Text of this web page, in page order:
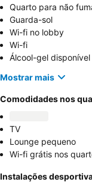
Quarto para não
Guarda-sol
Wi-fi no lobby
Wi-fi
Álcool-gel disponível
Mostrar mais
Comodidades nos
TV
Lounge pequeno
Wi-fi grátis nos
Instalações